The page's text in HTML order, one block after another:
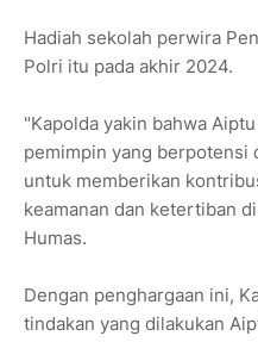
Hadiah sekolah perwira
Polri itu pada akhir 2024.
"Kapolda yakin bahwa
pemimpin yang berpotensi
untuk memberikan
keamanan dan ketertiban
Humas.
Dengan penghargaan ini,
tindakan yang dilakukan